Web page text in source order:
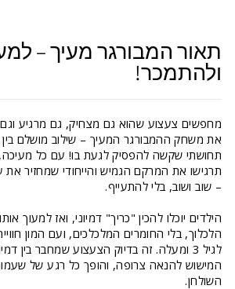
תאור המבורגר מעיך –
ולהתמכר!
מחפשים צעצוע שהוא גם מצחיק, גם מרגיע
את משחק ההמבורגר המעיך – שילוב מושלם בין
תחושתי שקשה להפסיק לגעת בו! עם כל מעיכה,
תרגישו את המרקם הגמיש והייחודי שמחזיר את
– שוב ושוב, בלי להתעייף.
הילדים יוכלו להכין "כריך" דמיוני, ואז למעוך
הלכלוך, בלי החומרים המלכלכים, ועם המון
לגיל 3 ומעלה. זה בדיוק הצעצוע שמחבר בין
המישוש להנאה צרופה, והופך כל רגע של
השולחן.